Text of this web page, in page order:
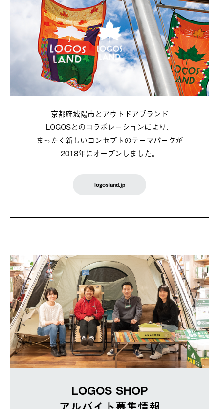
京都府城陽市とアウトドアブランド
LOGOSとのコラボレーションにより、
まったく新しいコンセプトのテーマパークが
2018年にオープンしました。
logosland.jp
LOGOS SHOP